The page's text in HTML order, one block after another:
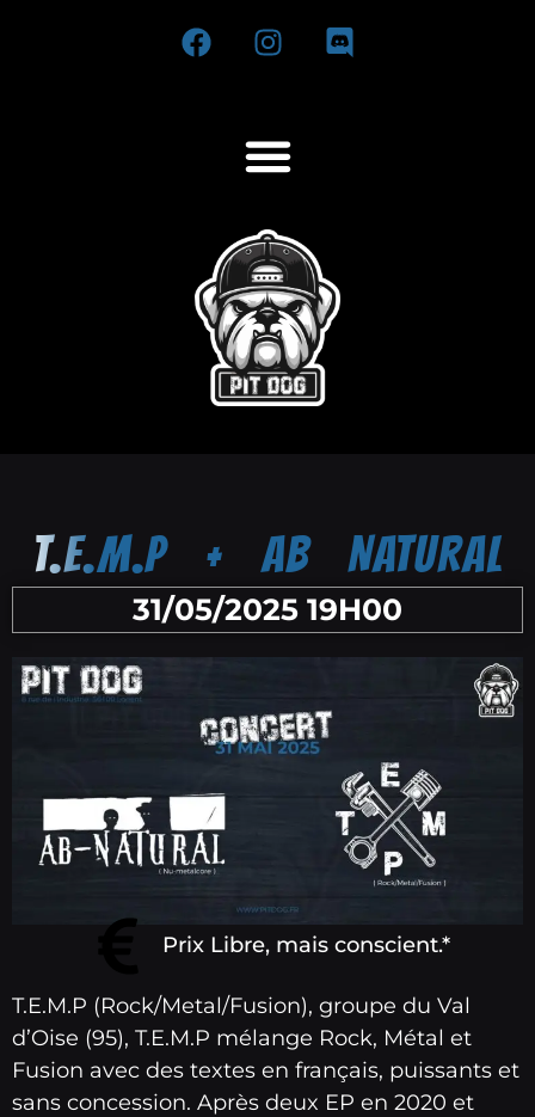
T.E.M.P + AB NATURAL
31/05/2025 19H00
Prix Libre, mais conscient.*
T.E.M.P (Rock/Metal/Fusion), groupe du Val
d’Oise (95), T.E.M.P mélange Rock, Métal et
Fusion avec des textes en français, puissants et
sans concession. Après deux EP en 2020 et